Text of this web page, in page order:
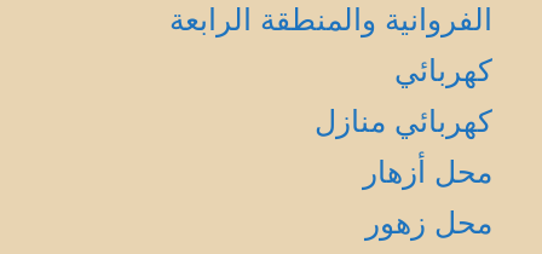
الفروانية والمنطقة الرابعة
كهربائي
كهربائي منازل
محل أزهار
محل زهور